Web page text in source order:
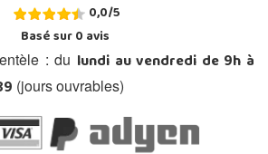
0,0/5
Basé sur0avis
: du lundi au vendredi de 9h à
(jours ouvrables)